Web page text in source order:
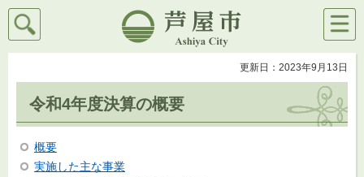
芦屋市
検索
メニ
ュー
更新日：2023年9月13日
令和4年度決算の概要
概要
実施した主な事業